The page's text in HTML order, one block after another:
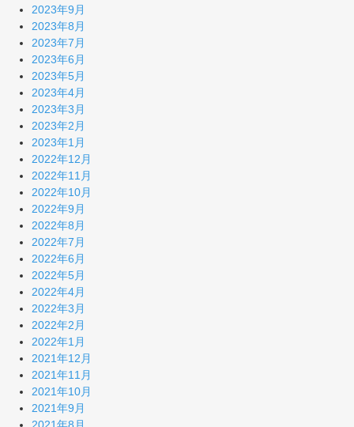
2023年9月
2023年8月
2023年7月
2023年6月
2023年5月
2023年4月
2023年3月
2023年2月
2023年1月
2022年12月
2022年11月
2022年10月
2022年9月
2022年8月
2022年7月
2022年6月
2022年5月
2022年4月
2022年3月
2022年2月
2022年1月
2021年12月
2021年11月
2021年10月
2021年9月
2021年8月